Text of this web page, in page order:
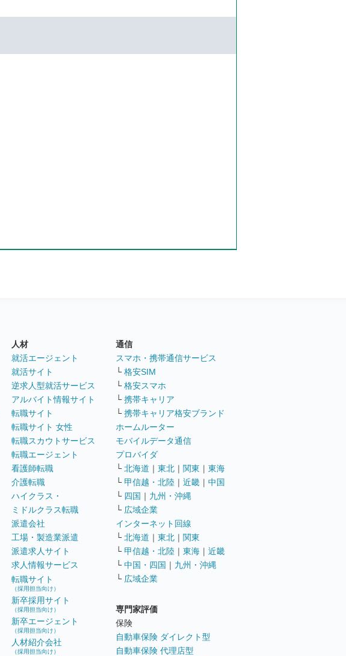
人材
就活エージェント
就活サイト
逆求人型就活サービス
アルバイト情報サイト
転職サイト
転職サイト 女性
転職スカウトサービス
転職エージェント
看護師転職
介護転職
ハイクラス・
ミドルクラス転職
派遣会社
工場・製造業派遣
派遣求人サイト
求人情報サービス
転職サイト
（採用担当向け）
新卒採用サイト
（採用担当向け）
新卒エージェント
（採用担当向け）
人材紹介会社
（採用担当向け）
通信
スマホ・携帯通信サービス
└ 格安SIM
└ 格安スマホ
└ 携帯キャリア
└ 携帯キャリア格安ブランド
ホームルーター
モバイルデータ通信
プロバイダ
└ 北海道 ｜ 東北 ｜ 関東 ｜ 東海
└ 甲信越・北陸 ｜ 近畿 ｜ 中国
└ 四国 ｜ 九州・沖縄
└ 広域企業
インターネット回線
└ 北海道 ｜ 東北 ｜ 関東
└ 甲信越・北陸 ｜ 東海 ｜ 近畿
└ 中国・四国 ｜ 九州・沖縄
└ 広域企業
専門家評価
保険
自動車保険 ダイレクト型
自動車保険 代理店型